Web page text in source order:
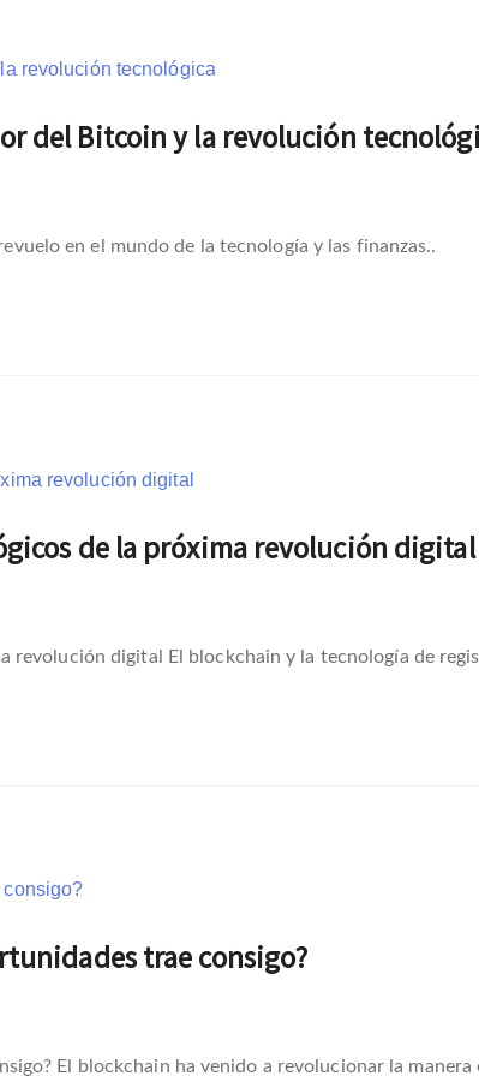
del Bitcoin y la revolución
en el mundo de la tecnología y las finanzas..
de la próxima revolución digital
revolución digital El blockchain y la tecnología de
trae consigo?
El blockchain ha venido a revolucionar la